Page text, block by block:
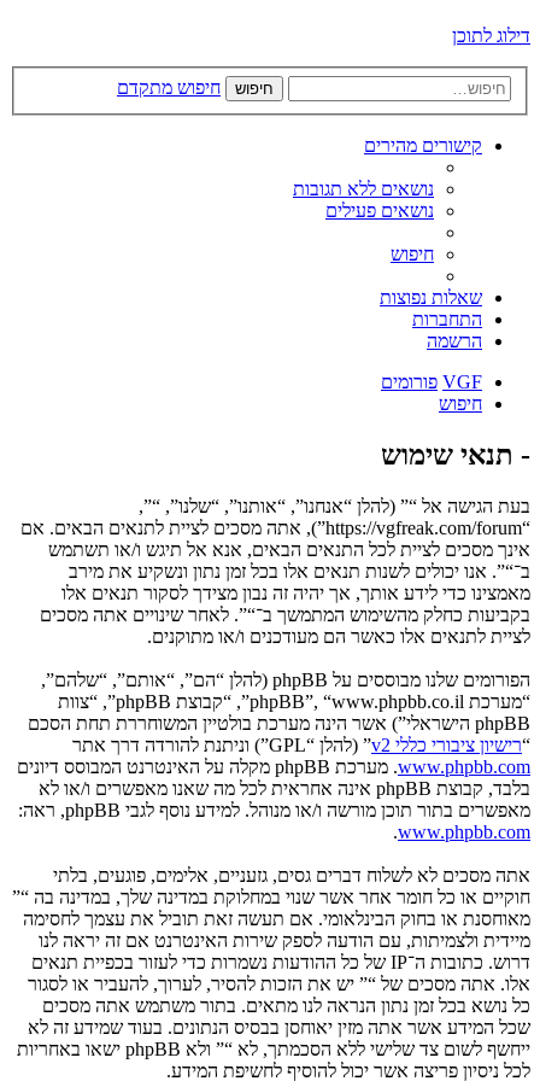
דילוג לתוכן
חיפוש חיפוש מתקדם
קישורים מהירים
נושאים ללא תגובות
נושאים פעילים
חיפוש
שאלות נפוצות
התחברות
הרשמה
VGF פורומים
חיפוש
- תנאי שימוש
בעת הגישה אל “” (להלן “אנחנו”, “אותנו”, “שלנו”, “”,
“https://vgfreak.com/forum”), אתה מסכים לציית לתנאים הבאים. אם
אינך מסכים לציית לכל התנאים הבאים, אנא אל תיגש ו/או תשתמש
ב־“”. אנו יכולים לשנות תנאים אלו בכל זמן נתון ונשקיע את מירב
מאמצינו כדי לידע אותך, אך יהיה זה נבון מצידך לסקור תנאים אלו
בקביעות כחלק מהשימוש המתמשך ב־“”. לאחר שינויים אתה מסכים
לציית לתנאים אלו כאשר הם מעודכנים ו/או מתוקנים.
הפורומים שלנו מבוססים על phpBB (להלן “הם”, “אותם”, “שלהם”,
“מערכת phpBB”, “www.phpbb.co.il”, “קבוצת phpBB”, “צוות
phpBB הישראלי”) אשר הינה מערכת בולטיין המשוחררת תחת הסכם
“רישיון ציבורי כללי v2
” (להלן “GPL”) וניתנת להורדה דרך אתר
www.phpbb.com
. מערכת phpBB מקלה על האינטרנט המבוסס דיונים
בלבד, קבוצת phpBB אינה אחראית לכל מה שאנו מאפשרים ו/או לא
מאפשרים בתור תוכן מורשה ו/או מנוהל. למידע נוסף לגבי phpBB, ראה:
www.phpbb.com
.
אתה מסכים לא לשלוח דברים גסים, גזעניים, אלימים, פוגעים, בלתי
חוקיים או כל חומר אחר אשר שנוי במחלוקת במדינה שלך, במדינה בה “”
מאוחסנת או בחוק הבינלאומי. אם תעשה זאת תוביל את עצמך לחסימה
מיידית ולצמיתות, עם הודעה לספק שירות האינטרנט אם זה יראה לנו
דרוש. כתובות ה־IP של כל ההודעות נשמרות כדי לעזור בכפיית תנאים
אלו. אתה מסכים של “” יש את הזכות להסיר, לערוך, להעביר או לסגור
כל נושא בכל זמן נתון הנראה לנו מתאים. בתור משתמש אתה מסכים
שכל המידע אשר אתה מזין יאוחסן בבסיס הנתונים. בעוד שמידע זה לא
ייחשף לשום צד שלישי ללא הסכמתך, לא “” ולא phpBB ישאו באחריות
לכל ניסיון פריצה אשר יכול להוסיף לחשיפת המידע.